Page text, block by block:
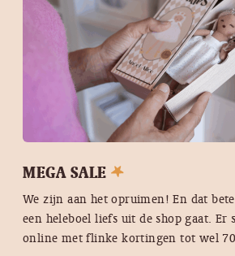
MEGA SALE
We zijn aan het opruimen! En dat
een heleboel liefs uit de shop gaat. Er
online met flinke kortingen tot wel